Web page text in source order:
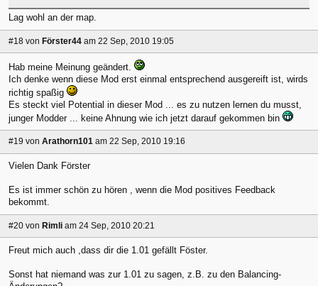
Lag wohl an der map.
#18 von Förster44 am 22 Sep, 2010 19:05
Hab meine Meinung geändert.
Ich denke wenn diese Mod erst einmal entsprechend ausgereift ist, wirds
richtig spaßig
Es steckt viel Potential in dieser Mod ... es zu nutzen lernen du musst,
junger Modder ... keine Ahnung wie ich jetzt darauf gekommen bin
#19 von Arathorn101 am 22 Sep, 2010 19:16
Vielen Dank Förster
Es ist immer schön zu hören , wenn die Mod positives Feedback
bekommt.
#20 von Rimli am 24 Sep, 2010 20:21
Freut mich auch ,dass dir die 1.01 gefällt Föster.
Sonst hat niemand was zur 1.01 zu sagen, z.B. zu den Balancing-